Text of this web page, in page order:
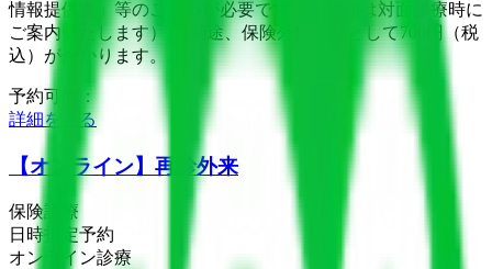
情報提供書」等のご提出が必要です（※詳細は対面診療時に
ご案内いたします）。 別途、保険外負担金として700円（税
込）がかかります。
予約可能：
詳細を見る
【オンライン】再診外来
保険診療
日時指定予約
オンライン診療